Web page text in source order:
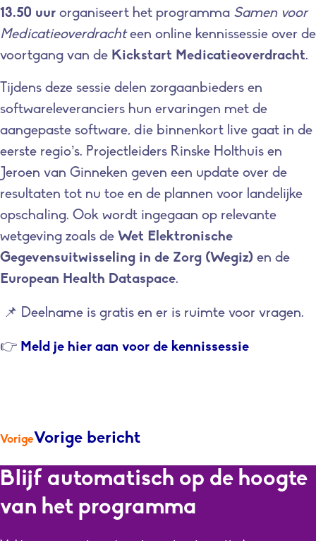
13.50 uur organiseert het programma Samen voor
Medicatieoverdrachteen online kennissessie over de
voortgang van de Kickstart Medicatieoverdracht.
Tijdens deze sessie delen zorgaanbieders en
softwareleveranciers hun ervaringen met de
aangepaste software, die binnenkort live gaat in de
eerste regio’s. Projectleiders Rinske Holthuis en
Jeroen van Ginneken geven een update over de
resultaten tot nu toe en de plannen voor landelijke
opschaling. Ook wordt ingegaan op relevante
wetgeving zoals de Wet Elektronische
Gegevensuitwisseling in de Zorg (Wegiz) en de
European Health Dataspace.
📌 Deelname is gratis en er is ruimte voor vragen.
👉 Meld je hier aan voor de kennissessie
VorigeVorige bericht
Blijf automatisch op de hoogte
van het programma